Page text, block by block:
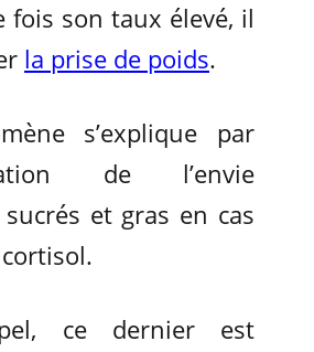
fois son taux élevé, il
la prise de poids.
s’explique par
de l’envie
sucrés et gras en cas
cortisol.
ce dernier est